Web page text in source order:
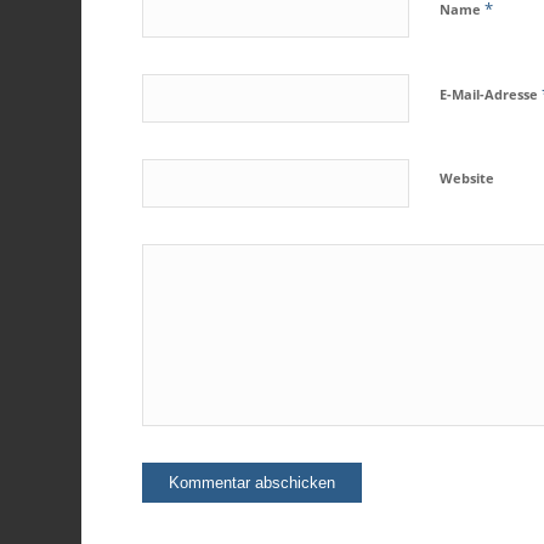
Name*
E-Mail-Adresse
Website